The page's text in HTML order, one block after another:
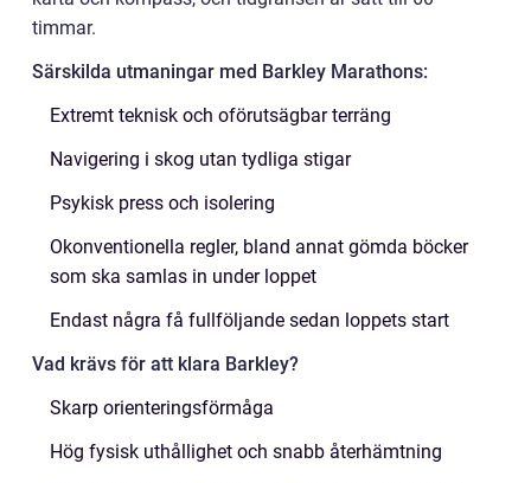
timmar.
Särskilda utmaningar med Barkley Marathons:
Extremt teknisk och oförutsägbar terräng
Navigering i skog utan tydliga stigar
Psykisk press och isolering
Okonventionella regler, bland annat gömda böcker
som ska samlas in under loppet
Endast några få fullföljande sedan loppets start
Vad krävs för att klara Barkley?
Skarp orienteringsförmåga
Hög fysisk uthållighet och snabb återhämtning